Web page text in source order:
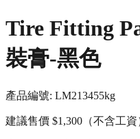
Tire Fitting
裝膏-黑色
產品編號: LM213455kg
建議售價 $1,300 （不含工資